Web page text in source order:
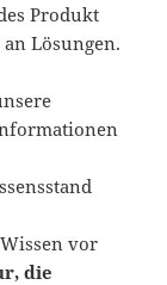
Produkt
Lösungen.
vor
die